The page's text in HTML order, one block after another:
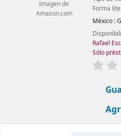
Imagen de
Amazon.com
Forma
México :
Rafael
Sólo